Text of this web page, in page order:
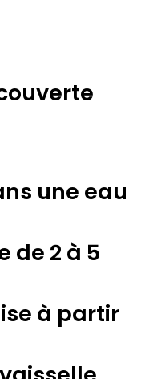
une eau
de 2 à 5
à partir